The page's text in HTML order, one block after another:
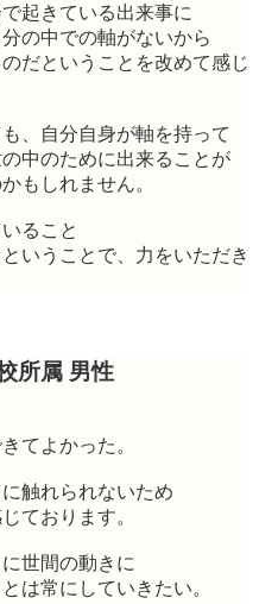
起きている出来事に
の中での軸がないから
だということを改めて感じ
、自分自身が軸を持って
中のために出来ることが
もしれません。
ること
いうことで、力をいただき
所属 男性
てよかった。
触れられないため
ております。
世間の動きに
は常にしていきたい。